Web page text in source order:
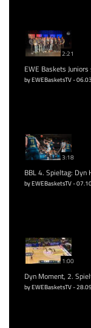
2:21
EWE Baskets
by EWEBasketsTV -
3:18
BBL 4. Spieltag: Dyn
by EWEBasketsTV -
1:00
Dyn Moment, 2.
by EWEBasketsTV -